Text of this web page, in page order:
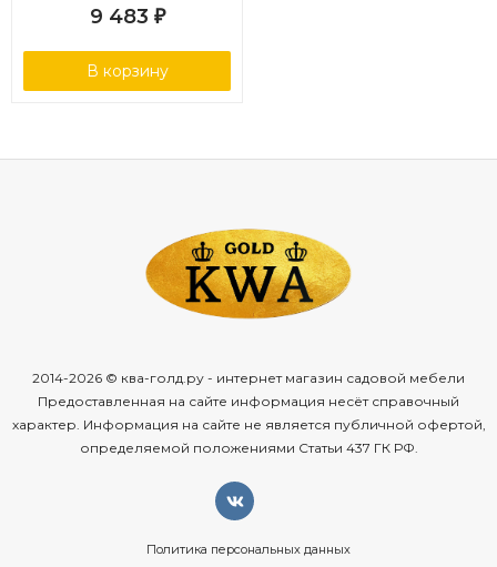
9 483 ₽
В корзину
2014-2026 © ква-голд.ру - интернет магазин садовой мебели
Предоставленная на сайте информация несёт справочный
характер. Информация на сайте не является публичной офертой,
определяемой положениями Статьи 437 ГК РФ.
Политика персональных данных